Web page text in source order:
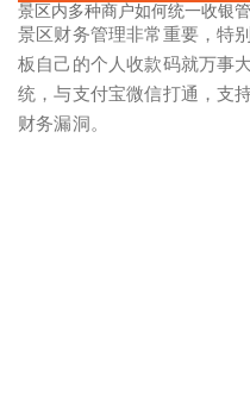
景区内多种商户如何统一收银
景区财务管理非常重要，特
板自己的个人收款码就万事
统，与支付宝微信打通，支
财务漏洞。